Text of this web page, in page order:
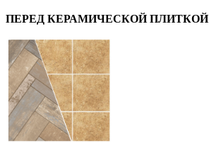
ПЕРЕД КЕРАМИЧЕСКОЙ ПЛИТКОЙ